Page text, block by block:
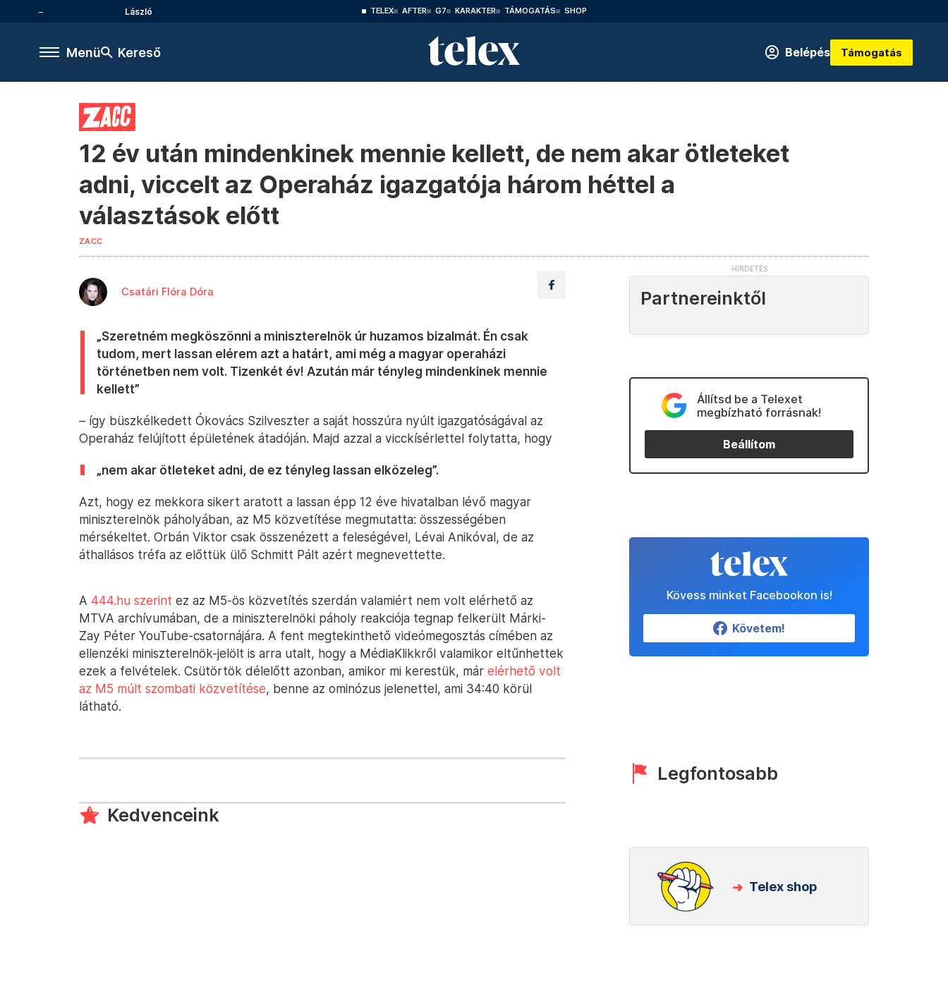
László TELEX AFTER G7 KARAKTER TÁMOGATÁS SHOP
Menü Kereső Belépés Támogatás
12 év után mindenkinek mennie kellett, de nem akar ötleteket
adni, viccelt az Operaház igazgatója három héttel a
választások előtt
ZACC
Csatári Flóra Dóra
„Szeretném megköszönni a miniszterelnök úr huzamos bizalmát. Én csak
tudom, mert lassan elérem azt a határt, ami még a magyar operaházi
történetben nem volt. Tizenkét év! Azután már tényleg mindenkinek mennie
kellett”
– így büszkélkedett Ókovács Szilveszter a saját hosszúra nyúlt igazgatóságával az
Operaház felújított épületének átadóján. Majd azzal a vicckísérlettel folytatta, hogy
„nem akar ötleteket adni, de ez tényleg lassan elközeleg”.
Azt, hogy ez mekkora sikert aratott a lassan épp 12 éve hivatalban lévő magyar
miniszterelnök páholyában, az M5 közvetítése megmutatta: összességében
mérsékeltet. Orbán Viktor csak összenézett a feleségével, Lévai Anikóval, de az
áthallásos tréfa az előttük ülő Schmitt Pált azért megnevettette.
A 444.hu szerint ez az M5-ös közvetítés szerdán valamiért nem volt elérhető az
MTVA archívumában, de a miniszterelnöki páholy reakciója tegnap felkerült Márki-
Zay Péter YouTube-csatornájára. A fent megtekinthető videómegosztás címében az
ellenzéki miniszterelnök-jelölt is arra utalt, hogy a MédiaKlikkről valamikor eltűnhettek
ezek a felvételek. Csütörtök délelőtt azonban, amikor mi kerestük, már elérhető volt
az M5 múlt szombati közvetítése, benne az ominózus jelenettel, ami 34:40 körül
látható.
Kedvenceink
Partnereinktől
Állítsd be a Telexet
megbízható forrásnak!
Beállítom
Kövess minket Facebookon is!
Követem!
Legfontosabb
Telex shop